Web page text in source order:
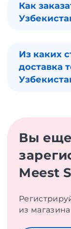
Как
Из каких
доставка
Вы
Meest
из